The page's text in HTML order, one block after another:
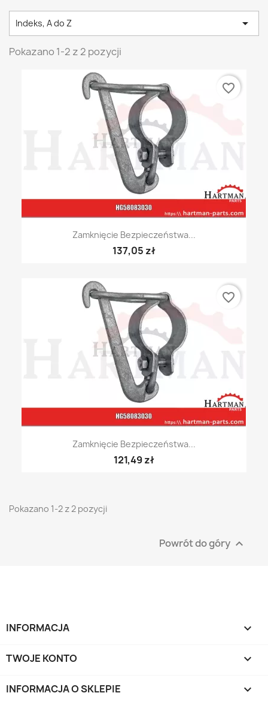
Indeks, A do Z 
Pokazano 1-2 z 2 pozycji
Zamknięcie Bezpieczeństwa...
137,05 zł
favorite_border
Zamknięcie Bezpieczeństwa...
121,49 zł
favorite_border
Pokazano 1-2 z 2 pozycji
Powrót do góry 
INFORMACJA 
TWOJE KONTO 
INFORMACJA O SKLEPIE keyboard_arrow_down